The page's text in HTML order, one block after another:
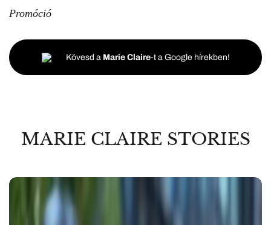
Promóció
Kövesd a Marie Claire-t a Google hírekben!
MARIE CLAIRE STORIES